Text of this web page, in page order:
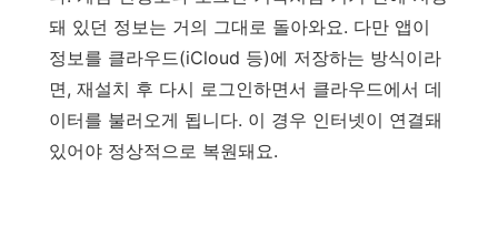
돼 있던 정보는 거의 그대로 돌아와요. 다만 앱이
정보를 클라우드(iCloud 등)에 저장하는 방식이라
면, 재설치 후 다시 로그인하면서 클라우드에서 데
이터를 불러오게 됩니다. 이 경우 인터넷이 연결돼
있어야 정상적으로 복원돼요.